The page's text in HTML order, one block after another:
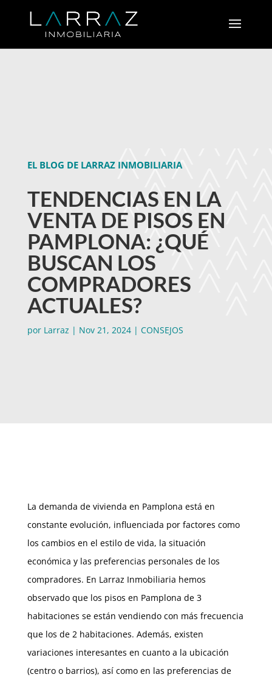
EL BLOG DE LARRAZ INMOBILIARIA
TENDENCIAS EN LA
VENTA DE PISOS EN
PAMPLONA: ¿QUÉ
BUSCAN LOS
COMPRADORES
ACTUALES?
por Larraz | Nov 21, 2024| CONSEJOS
La demanda de vivienda en Pamplona está en
constante evolución, influenciada por factores como
los cambios en el estilo de vida, la situación
económica y las preferencias personales de los
compradores. En Larraz Inmobiliaria hemos
observado que los pisos en Pamplona de 3
habitaciones se están vendiendo con más frecuencia
que los de 2 habitaciones. Además, existen
variaciones interesantes en cuanto a la ubicación
(centro o barrios), así como en las preferencias de